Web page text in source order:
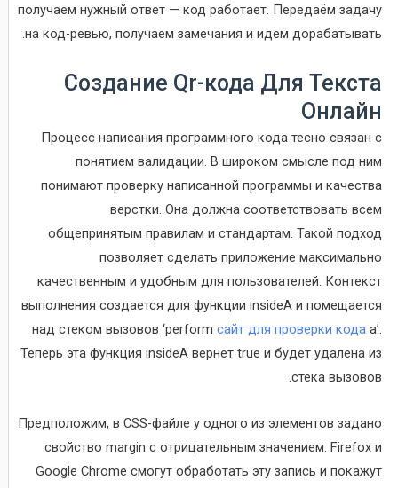
получаем нужный ответ — код работает. Передаём задачу
на код-ревью, получаем замечания и идем дорабатывать.
Создание Qr-кода Для Текста
Онлайн
Процесс написания программного кода тесно связан с
понятием валидации. В широком смысле под ним
понимают проверку написанной программы и качества
верстки. Она должна соответствовать всем
общепринятым правилам и стандартам. Такой подход
позволяет сделать приложение максимально
качественным и удобным для пользователей. Контекст
выполнения создается для функции insideA и помещается
над стеком вызовов ‘performсайт для проверки кода a’.
Теперь эта функция insideA вернет true и будет удалена из
стека вызовов.
Предположим, в CSS-файле у одного из элементов задано
свойство margin с отрицательным значением. Firefox и
Google Chrome смогут обработать эту запись и покажут